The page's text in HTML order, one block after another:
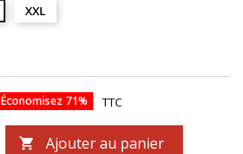
XXL
Économisez 71% TTC
 Ajouter au panier